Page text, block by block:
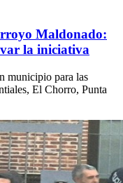
Maldonado:
la iniciativa
municipio para las
El Chorro, Punta